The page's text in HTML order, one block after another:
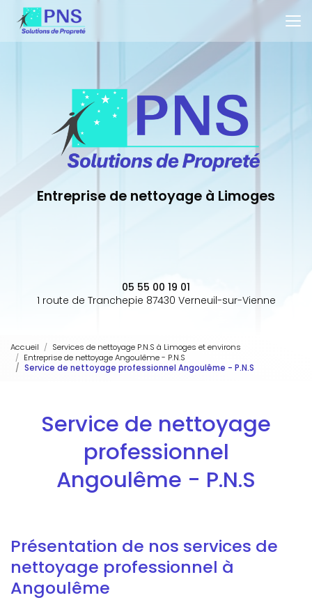
contenu
principal
Entreprise de nettoyage à Limoges
05 55 00 19 01
1 route de Tranchepie 87430 Verneuil-sur-Vienne
Accueil
Services de nettoyage P.N.S à Limoges et environs
Entreprise de nettoyage Angoulême - P.N.S
Service de nettoyage professionnel Angoulême - P.N.S
Service de nettoyage
professionnel
Angoulême - P.N.S
Présentation de nos services de
nettoyage professionnel à
Angoulême